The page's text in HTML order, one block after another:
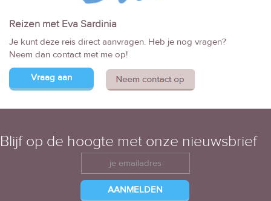
Reizen met Eva Sardinia
Je kunt deze reis direct aanvragen. Heb je nog vragen?
Neem dan contact met me op!
Vraag aan
Blijf op de hoogte met onze nieuwsbrief